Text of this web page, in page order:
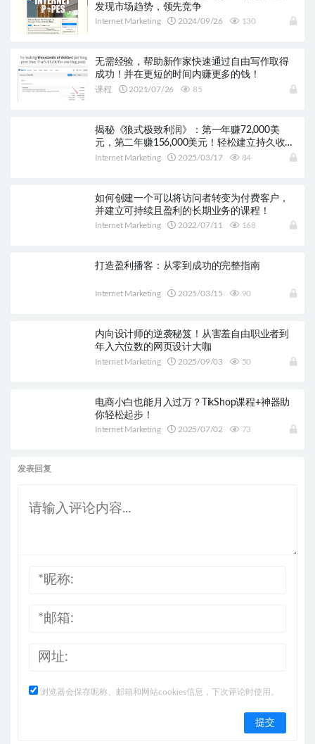
发现市场趋势，领先竞争
Internet Marketing 2024/09/26 130
无需经验，帮助新作家快速通过自由写作取得
成功！并在更短的时间内赚更多的钱！
课程 2021/07/26 85
揭秘《狼式极致利润》：第一年赚72,000美
元，第二年赚156,000美元！轻松建立持久收
入，无需特殊技能！
Internet Marketing 2025/03/17 84
如何创建一个可以将访问者转变为付费客户，
并建立可持续且盈利的长期业务的课程！
Internet Marketing 2022/07/11 168
打造盈利播客：从零到成功的完整指南
Internet Marketing 2025/03/15 90
内向设计师的逆袭秘笈！从害羞自由职业者到
年入六位数的网页设计大咖
Internet Marketing 2025/09/03 50
电商小白也能月入过万？TikShop课程+神器助
你轻松起步！
Internet Marketing 2025/07/02 73
发表回复
浏览器会保存昵称、邮箱和网站cookies信息，下次评论时使用。